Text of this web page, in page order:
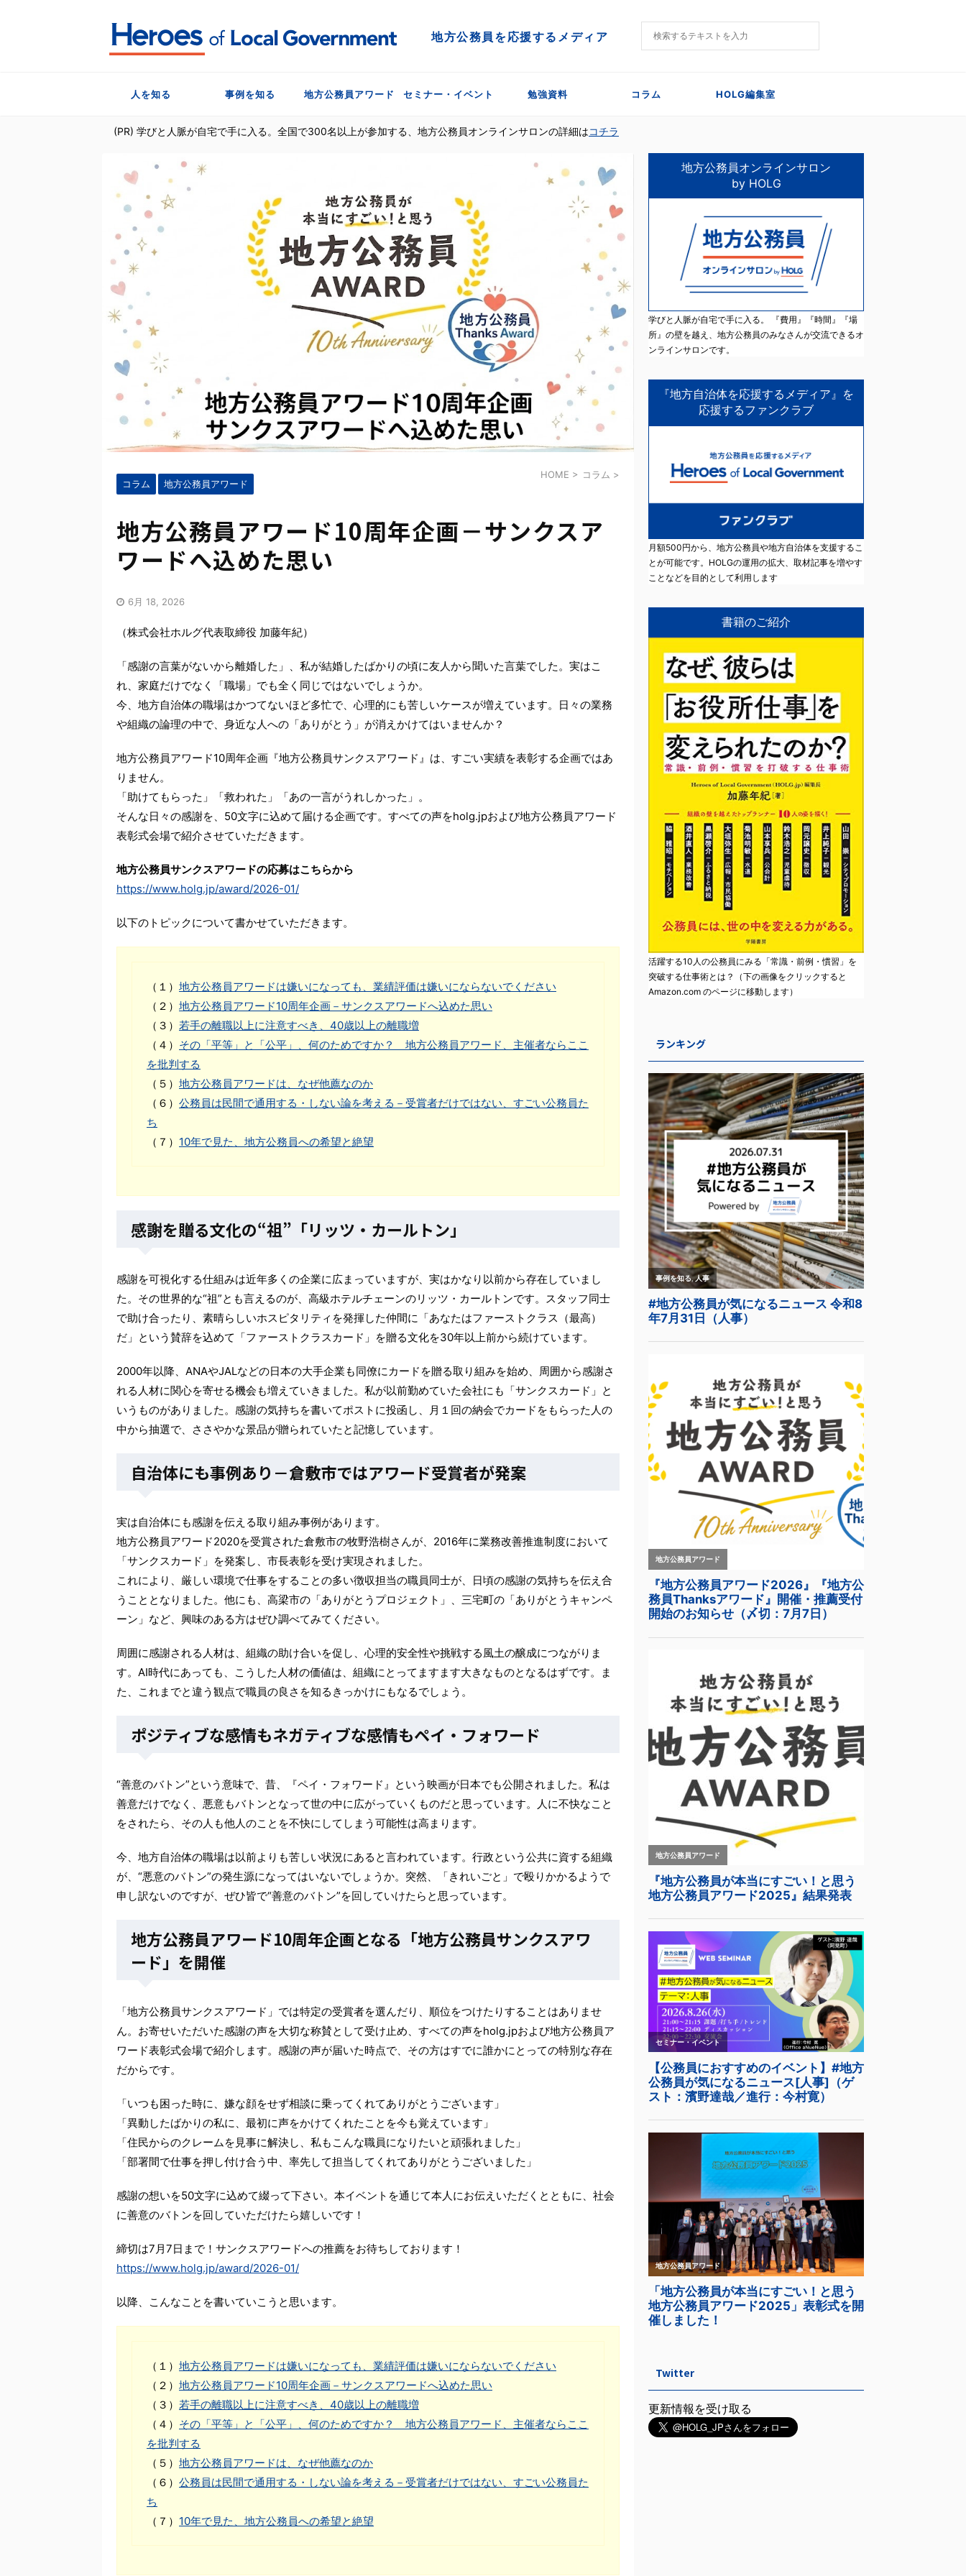
地方公務員を応援するメディア
人を知る 事例を知る 地方公務員アワード セミナー・イベント 勉強資料 コラム HOLG編集室
(PR) 学びと人脈が自宅で手に入る。全国で300名以上が参加する、地方公務員オンラインサロンの詳細はコチラ
HOME > コラム >
コラム
地方公務員アワード
地方公務員アワード10周年企画－サンクスア
ワードへ込めた思い
6月 18, 2026
（株式会社ホルグ代表取締役 加藤年紀）
「感謝の言葉がないから離婚した」、私が結婚したばかりの頃に友人から聞いた言葉でした。実はこ
れ、家庭だけでなく「職場」でも全く同じではないでしょうか。
今、地方自治体の職場はかつてないほど多忙で、心理的にも苦しいケースが増えています。日々の業務
や組織の論理の中で、身近な人への「ありがとう」が消えかけてはいませんか？
地方公務員アワード10周年企画『地方公務員サンクスアワード』は、すごい実績を表彰する企画ではあ
りません。
「助けてもらった」「救われた」「あの一言がうれしかった」。
そんな日々の感謝を、50文字に込めて届ける企画です。すべての声をholg.jpおよび地方公務員アワード
表彰式会場で紹介させていただきます。
地方公務員サンクスアワードの応募はこちらから
https://www.holg.jp/award/2026-01/
以下のトピックについて書かせていただきます。
（１） 地方公務員アワードは嫌いになっても、業績評価は嫌いにならないでください
（２） 地方公務員アワード10周年企画－サンクスアワードへ込めた思い
（３） 若手の離職以上に注意すべき、40歳以上の離職増
（４） その「平等」と「公平」、何のためですか？ 地方公務員アワード、主催者ならここ
を批判する
（５） 地方公務員アワードは、なぜ他薦なのか
（６） 公務員は民間で通用する・しない論を考える－受賞者だけではない、すごい公務員た
ち
（７） 10年で見た、地方公務員への希望と絶望
感謝を贈る文化の“祖”「リッツ・カールトン」
感謝を可視化する仕組みは近年多くの企業に広まっていますが、実はかなり以前から存在していまし
た。その世界的な“祖”とも言えるのが、高級ホテルチェーンのリッツ・カールトンです。スタッフ同士
で助け合ったり、素晴らしいホスピタリティを発揮した仲間に「あなたはファーストクラス（最高）
だ」という賛辞を込めて「ファーストクラスカード」を贈る文化を30年以上前から続けています。
2000年以降、ANAやJALなどの日本の大手企業も同僚にカードを贈る取り組みを始め、周囲から感謝さ
れる人材に関心を寄せる機会も増えていきました。私が以前勤めていた会社にも「サンクスカード」と
いうものがありました。感謝の気持ちを書いてポストに投函し、月１回の納会でカードをもらった人の
中から抽選で、ささやかな景品が贈られていたと記憶しています。
自治体にも事例あり－倉敷市ではアワード受賞者が発案
実は自治体にも感謝を伝える取り組み事例があります。
地方公務員アワード2020を受賞された倉敷市の牧野浩樹さんが、2016年に業務改善推進制度において
「サンクスカード」を発案し、市長表彰を受け実現されました。
これにより、厳しい環境で仕事をすることの多い徴収担当の職員同士が、日頃の感謝の気持ちを伝え合
うこととなりました。他にも、高梁市の「ありがとうプロジェクト」、三宅町の「ありがとうキャンペ
ーン」など、興味のある方はぜひ調べてみてください。
周囲に感謝される人材は、組織の助け合いを促し、心理的安全性や挑戦する風土の醸成につながりま
す。AI時代にあっても、こうした人材の価値は、組織にとってますます大きなものとなるはずです。ま
た、これまでと違う観点で職員の良さを知るきっかけにもなるでしょう。
ポジティブな感情もネガティブな感情もペイ・フォワード
“善意のバトン”という意味で、昔、『ペイ・フォワード』という映画が日本でも公開されました。私は
善意だけでなく、悪意もバトンとなって世の中に広がっていくものだと思っています。人に不快なこと
をされたら、その人も他人のことを不快にしてしまう可能性は高まります。
今、地方自治体の職場は以前よりも苦しい状況にあると言われています。行政という公共に資する組織
が、“悪意のバトン”の発生源になってはいないでしょうか。突然、「きれいごと」で殴りかかるようで
申し訳ないのですが、ぜひ皆で“善意のバトン”を回していけたらと思っています。
地方公務員アワード10周年企画となる「地方公務員サンクスアワ
ード」を開催
「地方公務員サンクスアワード」では特定の受賞者を選んだり、順位をつけたりすることはありませ
ん。お寄せいただいた感謝の声を大切な称賛として受け止め、すべての声をholg.jpおよび地方公務員ア
ワード表彰式会場で紹介します。感謝の声が届いた時点で、その方はすでに誰かにとっての特別な存在
だからです。
「いつも困った時に、嫌な顔をせず相談に乗ってくれてありがとうございます」
「異動したばかりの私に、最初に声をかけてくれたことを今も覚えています」
「住民からのクレームを見事に解決し、私もこんな職員になりたいと頑張れました」
「部署間で仕事を押し付け合う中、率先して担当してくれてありがとうございました」
感謝の想いを50文字に込めて綴って下さい。本イベントを通じて本人にお伝えいただくとともに、社会
に善意のバトンを回していただけたら嬉しいです！
締切は7月7日まで！サンクスアワードへの推薦をお待ちしております！
https://www.holg.jp/award/2026-01/
以降、こんなことを書いていこうと思います。
（１） 地方公務員アワードは嫌いになっても、業績評価は嫌いにならないでください
（２） 地方公務員アワード10周年企画－サンクスアワードへ込めた思い
（３） 若手の離職以上に注意すべき、40歳以上の離職増
（４） その「平等」と「公平」、何のためですか？ 地方公務員アワード、主催者ならここ
を批判する
（５） 地方公務員アワードは、なぜ他薦なのか
（６） 公務員は民間で通用する・しない論を考える－受賞者だけではない、すごい公務員た
ち
（７） 10年で見た、地方公務員への希望と絶望
地方公務員オンラインサロン
by HOLG
学びと人脈が自宅で手に入る。 『費用』『時間』『場
所』の壁を越え、地方公務員のみなさんが交流できるオ
ンラインサロンです。
『地方自治体を応援するメディア』を
応援するファンクラブ
月額500円から、地方公務員や地方自治体を支援するこ
とが可能です。HOLGの運用の拡大、取材記事を増やす
ことなどを目的として利用します
書籍のご紹介
活躍する10人の公務員にみる「常識・前例・慣習」を
突破する仕事術とは？（下の画像をクリックすると
Amazon.com のページに移動します）
ランキング
Twitter
更新情報を受け取る